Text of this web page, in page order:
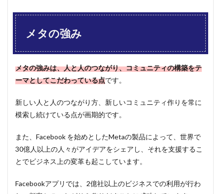
メタの強み
メタの強みは、人と人のつながり、コミュニティの構築をテ
ーマとしてこだわっている点です。
新しい人と人のつながり方、新しいコミュニティ作りを常に
模索し続けている点が画期的です。
また、Facebook を始めとしたMetaの製品によって、世界で
30億人以上の人々がアイデアをシェアし、それを支援するこ
とでビジネス上の変革も起こしています。
Facebookアプリでは、2億社以上のビジネスでの利用が行わ